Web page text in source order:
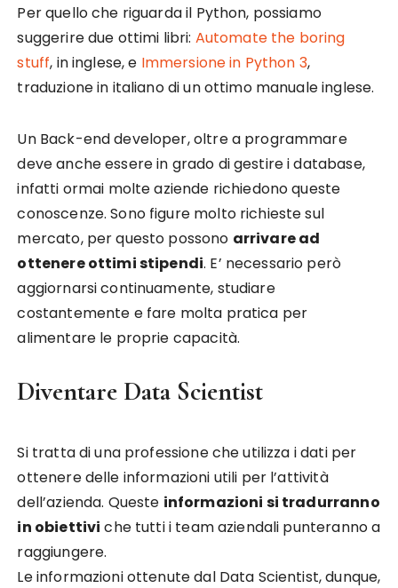
Per quello che riguarda il Python, possiamo
suggerire due ottimi libri: Automate the boring
stuff, in inglese, e Immersione in Python 3,
traduzione in italiano di un ottimo manuale inglese.
Un Back-end developer, oltre a programmare
deve anche essere in grado di gestire i database,
infatti ormai molte aziende richiedono queste
conoscenze. Sono figure molto richieste sul
mercato, per questo possono arrivare ad
ottenere ottimi stipendi. E’ necessario però
aggiornarsi continuamente, studiare
costantemente e fare molta pratica per
alimentare le proprie capacità.
Diventare Data Scientist
Si tratta di una professione che utilizza i dati per
ottenere delle informazioni utili per l’attività
dell’azienda. Queste informazioni si tradurranno
in obiettivi che tutti i team aziendali punteranno a
raggiungere.
Le informazioni ottenute dal Data Scientist, dunque,